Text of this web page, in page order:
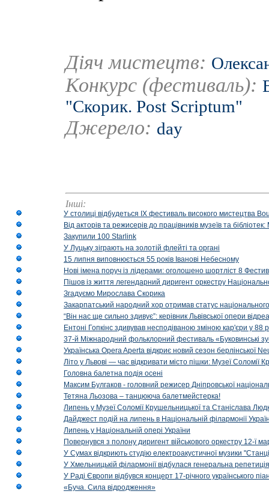
Діяч мистецтв:
Конкурс (фестиваль):
"Скорик. Post Scriptum"
Джерело: day
Інші:
У столиці відбудеться IX фестиваль високого мистецтва
Від акторів та режисерів до працівників музеїв та
Закупили 100 Starlink
У Луцьку зіграють на золотій флейті та органі
15 липня виповнюється 55 років Іванові Небесному
Нові імена поруч із лідерами: оголошено шортліст 8
Пішов із життя легендарний диригент оркестру
Згадуємо Мирослава Скорика
Закарпатський народний хор отримав статус національного
“Він нас ще сильно здивує”: керівник Львівської опери
Ентоні Гопкінс здивував несподіваною зміною кар'єри у 88
37-й Міжнародний фольклорний фестиваль «Буковинські
Українська Opera Aperta відкриє новий сезон берлінської
Літо у Львові — час відкривати місто пішки: Музеї Соломії
Головна балетна подія осені
Максим Булгаков - головний режисер Дніпровської
Тетяна Льозова – танцююча балетмейстерка!
Липень у Музеї Соломії Крушельницької та Станіслава
Дайджест подій на липень в Національній філармонії
Липень у Національній опері України
Повернувся з полону диригент військового оркестру 12-ї
У Сумах відкриють студію електроакустичної музики
У Хмельницькій філармонії відбулася генеральна
У Раді Європи відбувся концерт 17-річного українського
«Буча. Сила відродження»